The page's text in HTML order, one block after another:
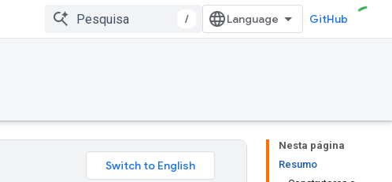
/ GitHub
Nesta página
Resumo